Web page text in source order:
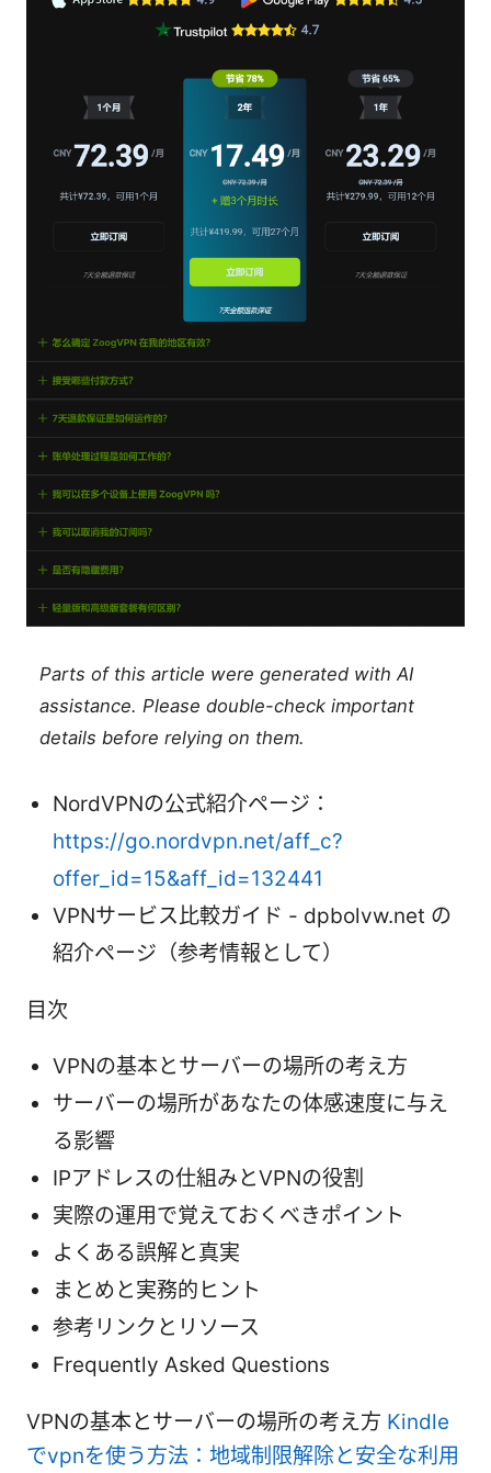
Parts of this article were generated with AI
assistance. Please double-check important
details before relying on them.
NordVPNの公式紹介ページ：
https://go.nordvpn.net/aff_c?
offer_id=15&aff_id=132441
VPNサービス比較ガイド - dpbolvw.net の
紹介ページ（参考情報として）
目次
VPNの基本とサーバーの場所の考え方
サーバーの場所があなたの体感速度に与え
る影響
IPアドレスの仕組みとVPNの役割
実際の運用で覚えておくべきポイント
よくある誤解と真実
まとめと実務的ヒント
参考リンクとリソース
Frequently Asked Questions
VPNの基本とサーバーの場所の考え方 Kindle
でvpnを使う方法：地域制限解除と安全な利用